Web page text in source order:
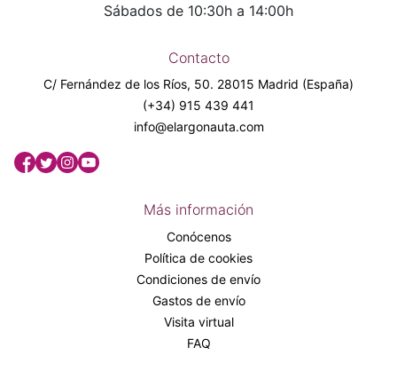
Sábados de 10:30h a 14:00h
Contacto
C/ Fernández de los Ríos, 50. 28015 Madrid (España)
(+34) 915 439 441
info@elargonauta.com
Más información
Conócenos
Política de cookies
Condiciones de envío
Gastos de envío
Visita virtual
FAQ